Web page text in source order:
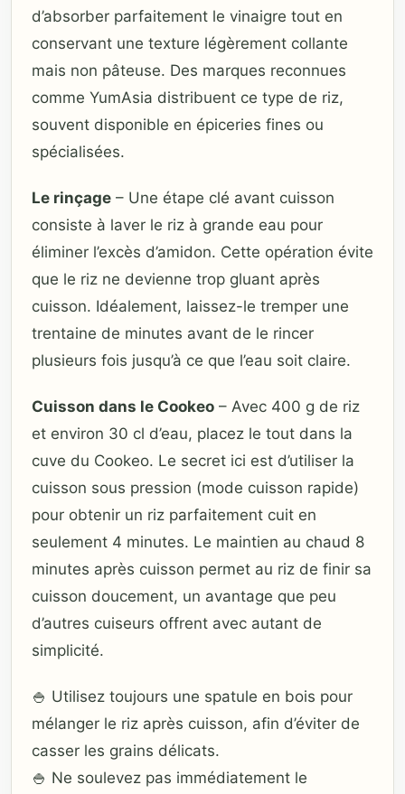
d’absorber parfaitement le vinaigre tout en
conservant une texture légèrement collante
mais non pâteuse. Des marques reconnues
comme YumAsia distribuent ce type de riz,
souvent disponible en épiceries fines ou
spécialisées.
Le rinçage – Une étape clé avant cuisson
consiste à laver le riz à grande eau pour
éliminer l’excès d’amidon. Cette opération évite
que le riz ne devienne trop gluant après
cuisson. Idéalement, laissez-le tremper une
trentaine de minutes avant de le rincer
plusieurs fois jusqu’à ce que l’eau soit claire.
Cuisson dans le Cookeo – Avec 400 g de riz
et environ 30 cl d’eau, placez le tout dans la
cuve du Cookeo. Le secret ici est d’utiliser la
cuisson sous pression (mode cuisson rapide)
pour obtenir un riz parfaitement cuit en
seulement 4 minutes. Le maintien au chaud 8
minutes après cuisson permet au riz de finir sa
cuisson doucement, un avantage que peu
d’autres cuiseurs offrent avec autant de
simplicité.
🍚 Utilisez toujours une spatule en bois pour
mélanger le riz après cuisson, afin d’éviter de
casser les grains délicats.
🍚 Ne soulevez pas immédiatement le